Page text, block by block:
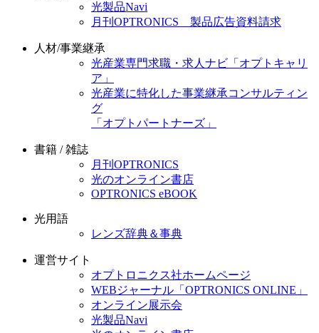
光製品Navi
月刊OPTRONICS 製品広告資料請求
人材/事業継承
光産業専門求職・求人ナビ「オプトキャリ
ア」
光産業に特化した事業継承コンサルティン
グ
「オプトパートナーズ」
書籍 / 雑誌
月刊OPTRONICS
光のオンライン書店
OPTRONICS eBOOK
光用語
レンズ辞典＆事典
運営サイト
オプトロニクス社ホームページ
WEBジャーナル「OPTRONICS ONLINE」
オンライン展示会
光製品Navi